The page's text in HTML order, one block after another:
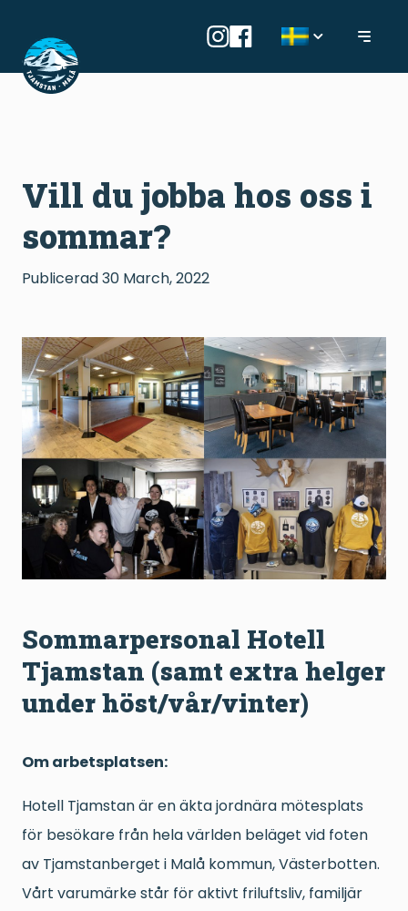
Vill du jobba hos oss i
sommar?
Publicerad30 March, 2022
Sommarpersonal Hotell
Tjamstan (samt extra helger
under höst/vår/vinter)
Om arbetsplatsen:
Hotell Tjamstan är en äkta jordnära mötesplats
för besökare från hela världen beläget vid foten
av Tjamstanberget i Malå kommun, Västerbotten.
Vårt varumärke står för aktivt friluftsliv, familjär